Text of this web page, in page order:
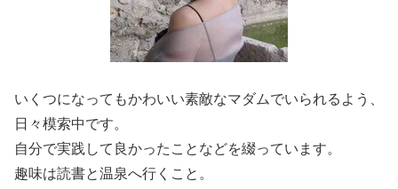
いくつになってもかわいい素敵なマダムでいられるよう、
日々模索中です。
自分で実践して良かったことなどを綴っています。
趣味は読書と温泉へ行くこと。